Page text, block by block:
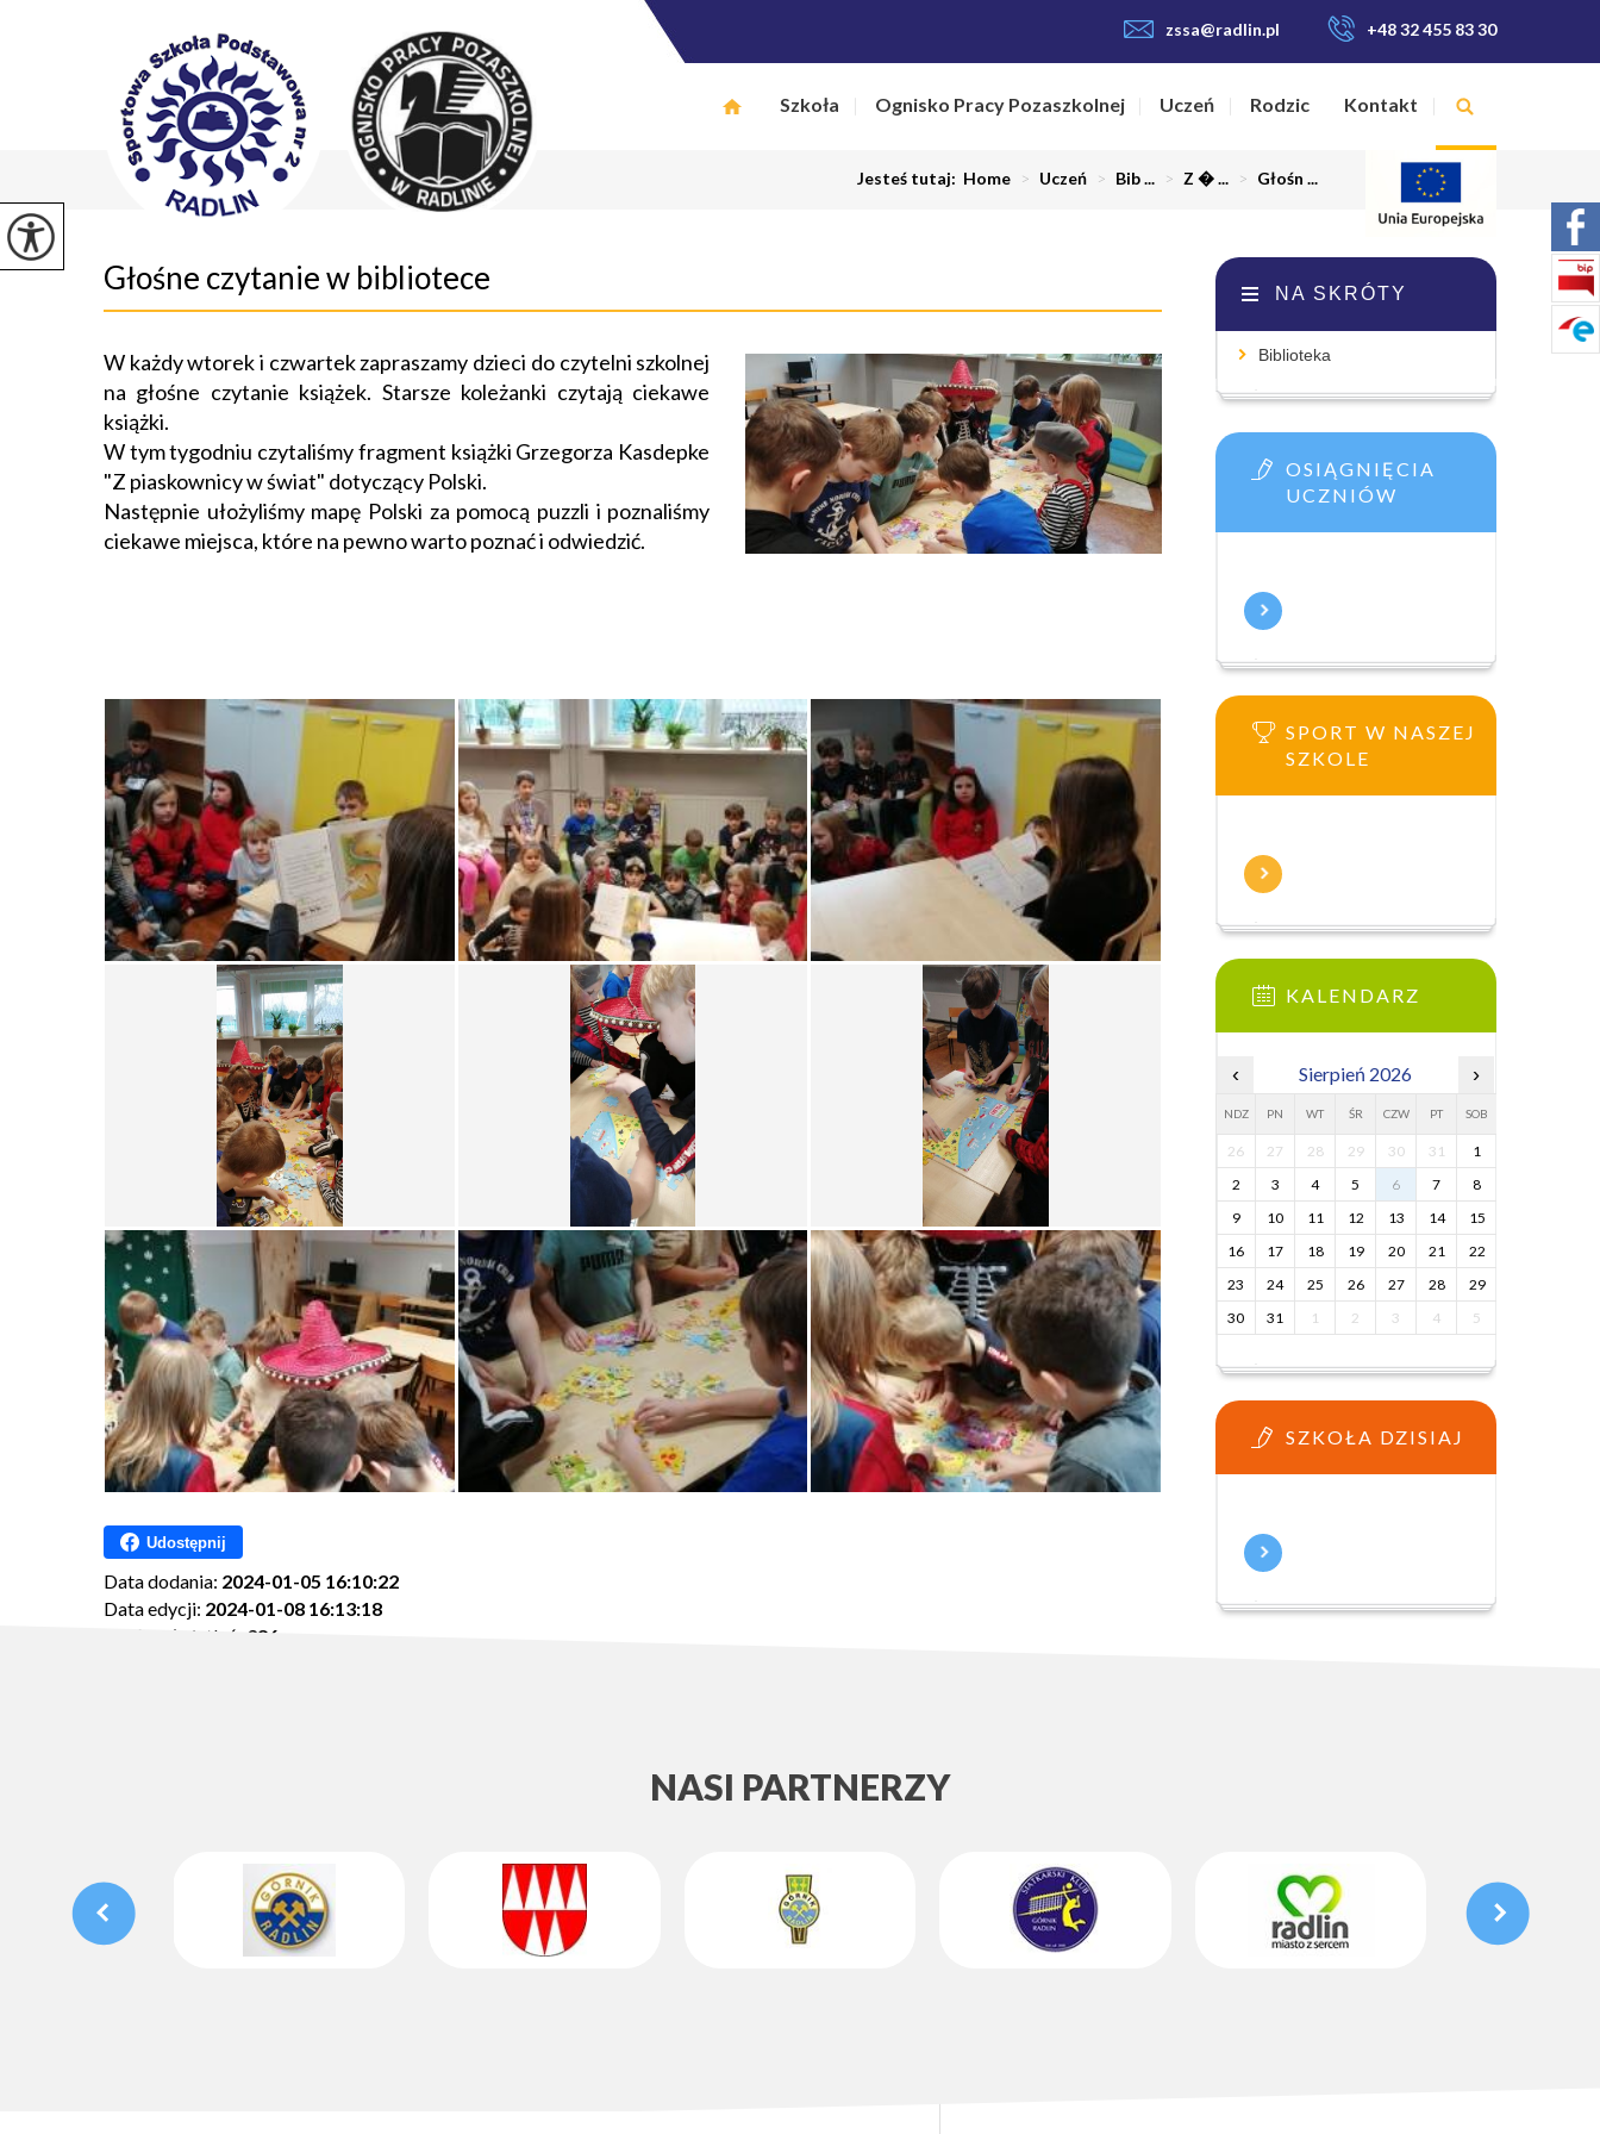
zssa@radlin.pl +48 32 455 83 30
Szkoła Ognisko Pracy Pozaszkolnej Uczeń Rodzic Kontakt
Jesteś tutaj: Home > Uczeń > Bib ... > Z � ... > Głośn ...
Głośne czytanie w bibliotece
W każdy wtorek i czwartek zapraszamy dzieci do czytelni szkolnej
na głośne czytanie książek. Starsze koleżanki czytają ciekawe
książki.
W tym tygodniu czytaliśmy fragment książki Grzegorza Kasdepke
"Z piaskownicy w świat" dotyczący Polski.
Następnie ułożyliśmy mapę Polski za pomocą puzzli i poznaliśmy
ciekawe miejsca, które na pewno warto poznać i odwiedzić.
Udostępnij
Data dodania: 2024-01-05 16:10:22
Data edycji: 2024-01-08 16:13:18
Ilość wyświetleń: 386
NA SKRÓTY
Biblioteka
OSIĄGNIĘCIA
UCZNIÓW
SPORT W NASZEJ
SZKOLE
KALENDARZ
‹ Sierpień 2026 ›
NDZ PN WT ŚR CZW PT SOB
26 27 28 29 30 31
1
2
3 4 5 6 7
8
9
10 11 12 13 14
15
16
17 18 19 20 21
22
23
24 25 26 27 28
29
30
31 1 2 3 4 5
SZKOŁA DZISIAJ
NASI PARTNERZY